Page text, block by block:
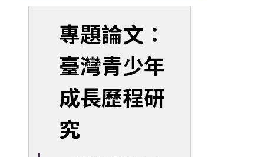
專題論文：
臺灣青少年
成長歷程研
究